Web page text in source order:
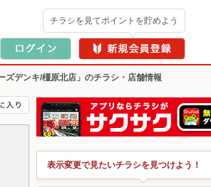
チラシを見てポイントを貯めよう
ズデンキ/橿原北店」のチラシ・店舗情報
表示変更で見たいチラシを見つけよう！